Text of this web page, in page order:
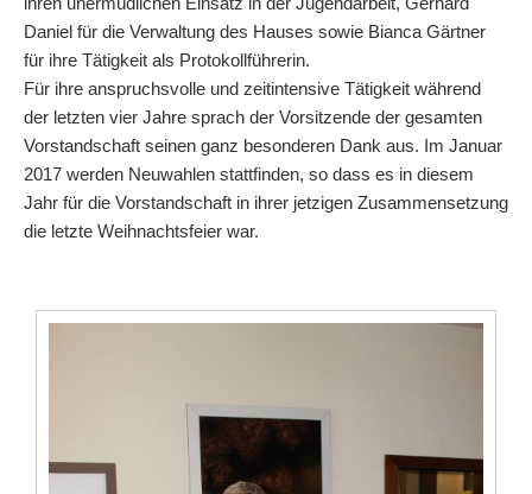
Daniel für die Verwaltung des Hauses sowie Bianca Gärtner
für ihre Tätigkeit als Protokollführerin.
Für ihre anspruchsvolle und zeitintensive Tätigkeit während
der letzten vier Jahre sprach der Vorsitzende der gesamten
Vorstandschaft seinen ganz besonderen Dank aus. Im Januar
2017 werden Neuwahlen stattfinden, so dass es in diesem
Jahr für die Vorstandschaft in ihrer jetzigen Zusammensetzung
die letzte Weihnachtsfeier war.